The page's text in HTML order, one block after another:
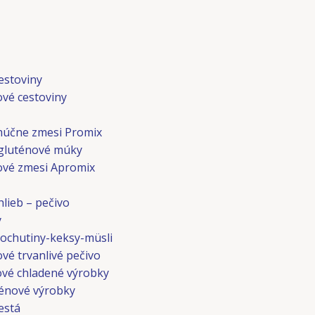
cestoviny
zmesi Promix
múky
zmesi Apromix
– pečivo
keksy-müsli
trvanlivé pečivo
chladené výrobky
výrobky